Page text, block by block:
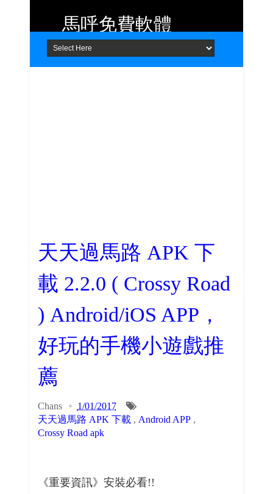
Home About Contact
馬呼免費軟體
提供 Android、iOS 好用的手機應用
程式及 Windows 免費軟體
天天過馬路 APK 下
載 2.2.0 ( Crossy Road
) Android/iOS APP，
好玩的手機小遊戲推
薦
Chans
1/01/2017
天天過馬路 APK 下載, Android APP,
Crossy Road apk
《重要資訊》安裝必看!!